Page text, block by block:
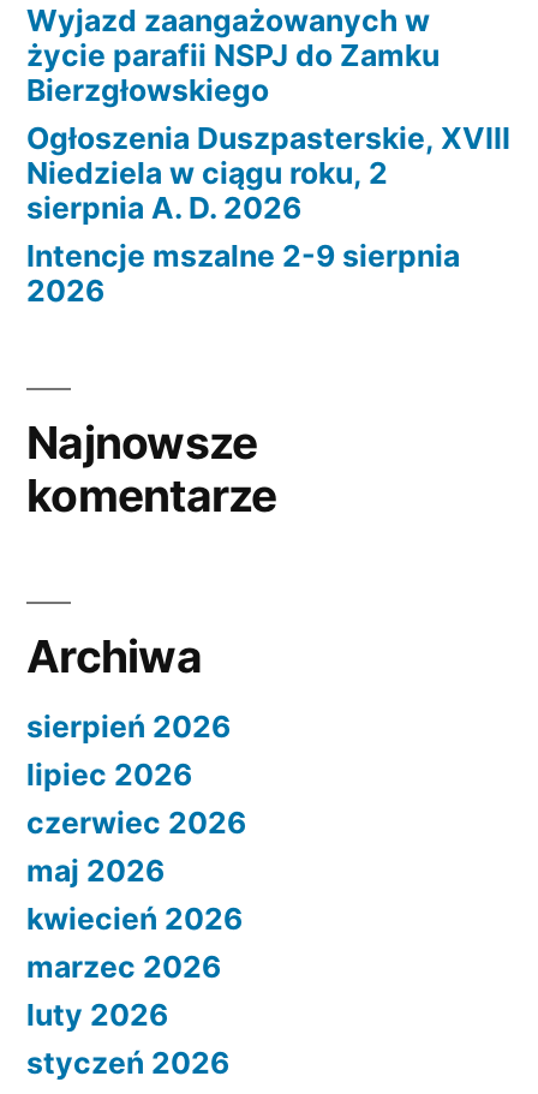
Wyjazd zaangażowanych w
życie parafii NSPJ do Zamku
Bierzgłowskiego
Ogłoszenia Duszpasterskie, XVIII
Niedziela w ciągu roku, 2
sierpnia A. D. 2026
Intencje mszalne 2-9 sierpnia
2026
Najnowsze
komentarze
Archiwa
sierpień 2026
lipiec 2026
czerwiec 2026
maj 2026
kwiecień 2026
marzec 2026
luty 2026
styczeń 2026